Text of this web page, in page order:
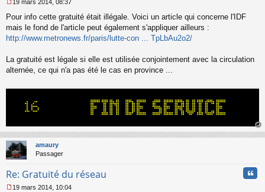
e
s
s
a
e
n
n
19 mars 2014, 08:37
Pour info cette gratuité était illégale. Voici un article qui concerne l'IDF
mais le fond de l'article peut également s'appliquer ailleurs :
http://www.metronews.fr/paris/lutte-con ... TpLbAu2o2/
La gratuité est légale si elle est utilisée conjointement avec la circulation
alternée, ce qui n'a pas été le cas en province ...
au
amaury
Passager
Re: Gratuité du réseau
19 mars 2014, 10:04